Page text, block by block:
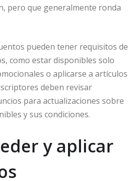
pero que generalmente ronda
pueden tener requisitos de
como estar disponibles solo
o aplicarse a artículos
deben revisar
para actualizaciones sobre
y sus condiciones.
y aplicar